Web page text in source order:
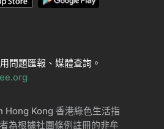
問題匯報、媒體查詢。
Hong Kong 香港綠色生活指
為根據社團條例註冊的非牟